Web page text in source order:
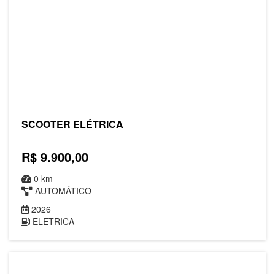
SCOOTER ELÉTRICA
R$ 9.900,00
0 km
AUTOMÁTICO
2026
ELETRICA